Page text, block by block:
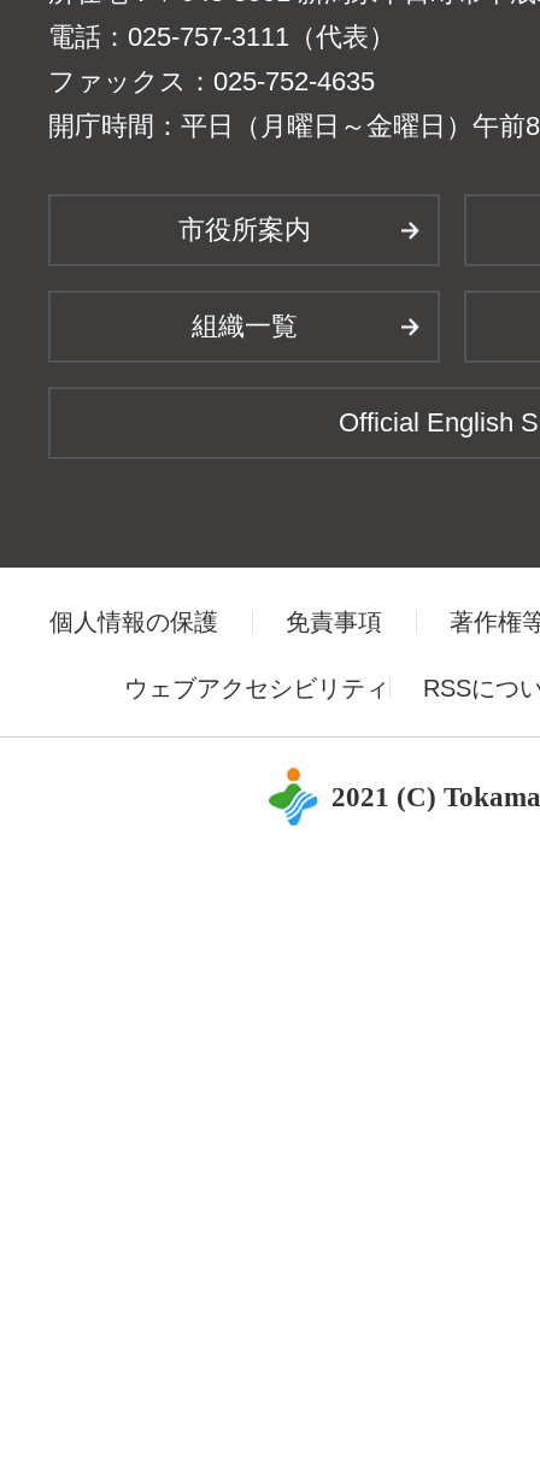
電話：025-757-3111（代表）
ファックス：025-752-4635
開庁時間：平日（月曜日～金曜日）午前
市役所案内
組織一覧
Official English
個人情報の保護 免責事項 著作権
ウェブアクセシビリティ RSSにつ
2021 (C)